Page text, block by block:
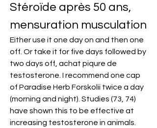
Stéroïde après 50 ans,
mensuration musculation
Either use it one day on and then one
off. Or take it for five days followed by
two days off, achat piqure de
testosterone. I recommend one cap
of Paradise Herb Forskolii twice a day
(morning and night). Studies (73, 74)
have shown this to be effective at
increasing testosterone in animals.